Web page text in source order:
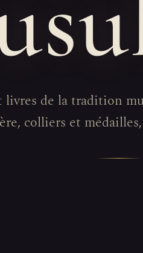
livres de la tradition
colliers et